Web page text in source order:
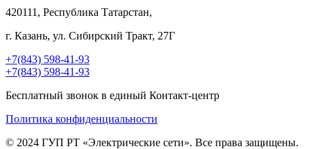
420111, Республика Татарстан,
г. Казань, ул. Сибирский Тракт, 27Г
+7(843) 598-41-93
+7(843) 598-41-93
Бесплатный звонок в единый Контакт-центр
Политика конфиденциальности
© 2024 ГУП РТ «Электрические сети». Все права защищены.